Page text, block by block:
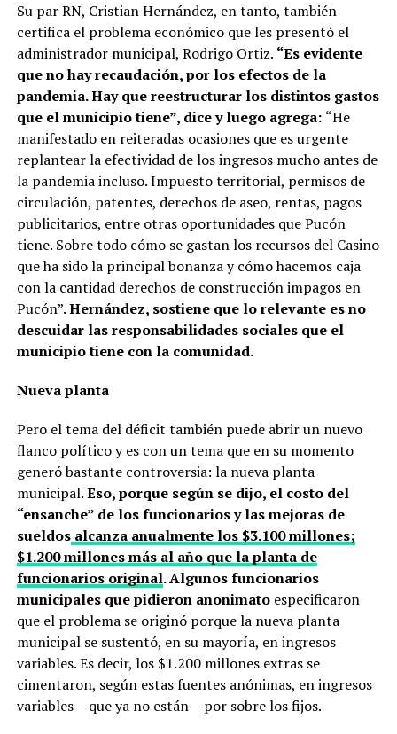
Su par RN, Cristian Hernández, en tanto, también
certifica el problema económico que les presentó el
administrador municipal, Rodrigo Ortiz. “Es evidente
que no hay recaudación, por los efectos de la
pandemia. Hay que reestructurar los distintos gastos
que el municipio tiene”, dice y luego agrega: “He
manifestado en reiteradas ocasiones que es urgente
replantear la efectividad de los ingresos mucho antes de
la pandemia incluso. Impuesto territorial, permisos de
circulación, patentes, derechos de aseo, rentas, pagos
publicitarios, entre otras oportunidades que Pucón
tiene. Sobre todo cómo se gastan los recursos del Casino
que ha sido la principal bonanza y cómo hacemos caja
con la cantidad derechos de construcción impagos en
Pucón”.Hernández, sostiene que lo relevante es no
descuidar las responsabilidades sociales que el
municipio tiene con la comunidad.
Nueva planta
Pero el tema del déficit también puede abrir un nuevo
flanco político y es con un tema que en su momento
generó bastante controversia: la nueva planta
municipal.Eso, porque según se dijo, el costo del
“ensanche” de los funcionarios y las mejoras de
sueldosalcanza anualmente los $3.100 millones;
$1.200 millones más al año que la planta de
funcionarios original. Algunos funcionarios
municipales que pidieron anonimatoespecificaron
que el problema se originó porque la nueva planta
municipal se sustentó, en su mayoría, en ingresos
variables. Es decir, los $1.200 millones extras se
cimentaron, según estas fuentes anónimas, en ingresos
variables —que ya no están— por sobre los fijos.